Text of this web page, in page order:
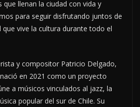
llenan la ciudad con vida y
para seguir disfrutando juntos de
que vive la cultura durante todo el
y compositor Patricio Delgado,
en 2021 como un proyecto
a músicos vinculados al jazz, la
popular del sur de Chile. Su